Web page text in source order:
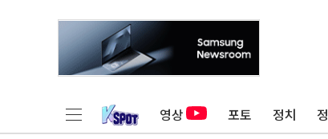
영상 포토 정치